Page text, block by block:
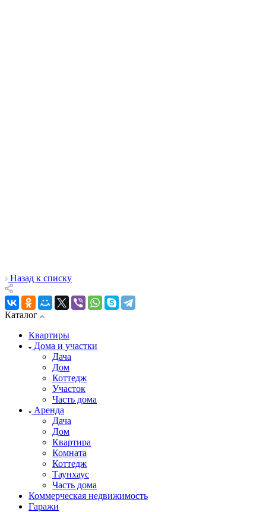
Назад к списку
Каталог
Квартиры
Дома и участки
Дача
Дом
Коттедж
Участок
Часть дома
Аренда
Дача
Дом
Квартира
Комната
Коттедж
Таунхаус
Часть дома
Коммерческая недвижимость
Гаражи